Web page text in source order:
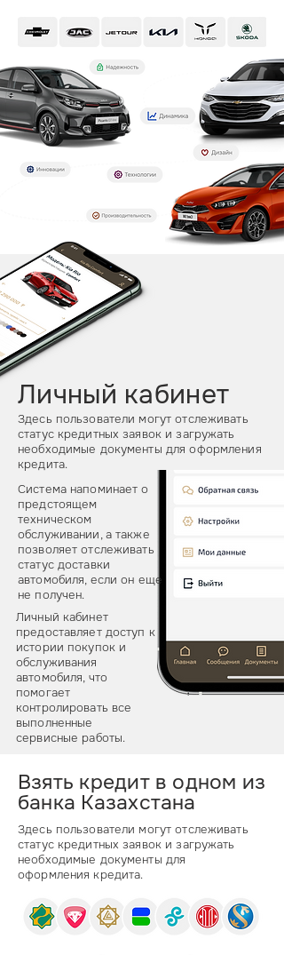
Личный кабинет
Здесь пользователи могут отслеживать
статус кредитных заявок и загружать
необходимые документы для оформления
кредита.
Система напоминает о
предстоящем
техническом
обслуживании, а также
позволяет отслеживать
статус доставки
автомобиля, если он еще
не получен.
Личный кабинет
предоставляет доступ к
истории покупок и
обслуживания
автомобиля, что
помогает
контролировать все
выполненные
сервисные работы.
Взять кредит в одном из
банка Казахстана
Здесь пользователи могут отслеживать
статус кредитных заявок и загружать
необходимые документы для
оформления кредита.